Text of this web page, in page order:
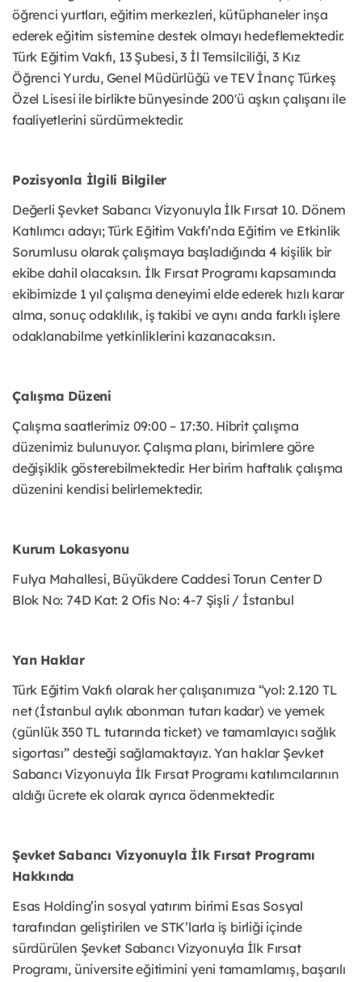
öğrenci yurtları, eğitim merkezleri, kütüphaneler inşa
ederek eğitim sistemine destek olmayı hedeflemektedir.
Türk Eğitim Vakfı, 13 Şubesi, 3 İl Temsilciliği, 3 Kız
Öğrenci Yurdu, Genel Müdürlüğü ve TEV İnanç Türkeş
Özel Lisesi ile birlikte bünyesinde 200'ü aşkın çalışanı ile
faaliyetlerini sürdürmektedir.
Pozisyonla İlgili Bilgiler
Değerli Şevket Sabancı Vizyonuyla İlk Fırsat 10. Dönem
Katılımcı adayı; Türk Eğitim Vakfı’nda Eğitim ve Etkinlik
Sorumlusu olarak çalışmaya başladığında 4 kişilik bir
ekibe dahil olacaksın. İlk Fırsat Programı kapsamında
ekibimizde 1 yıl çalışma deneyimi elde ederek hızlı karar
alma, sonuç odaklılık, iş takibi ve aynı anda farklı işlere
odaklanabilme yetkinliklerini kazanacaksın.
Çalışma Düzeni
Çalışma saatlerimiz 09:00 – 17:30. Hibrit çalışma
düzenimiz bulunuyor. Çalışma planı, birimlere göre
değişiklik gösterebilmektedir. Her birim haftalık çalışma
düzenini kendisi belirlemektedir.
Kurum Lokasyonu
Fulya Mahallesi, Büyükdere Caddesi Torun Center D
Blok No: 74D Kat: 2 Ofis No: 4-7 Şişli / İstanbul
Yan Haklar
Türk Eğitim Vakfı olarak her çalışanımıza “yol: 2.120 TL
net (İstanbul aylık abonman tutarı kadar) ve yemek
(günlük 350 TL tutarında ticket) ve tamamlayıcı sağlık
sigortası” desteği sağlamaktayız. Yan haklar Şevket
Sabancı Vizyonuyla İlk Fırsat Programı katılımcılarının
aldığı ücrete ek olarak ayrıca ödenmektedir.
Şevket Sabancı Vizyonuyla İlk Fırsat Programı
Hakkında
Esas Holding’in sosyal yatırım birimi Esas Sosyal
tarafından geliştirilen ve STK’larla iş birliği içinde
sürdürülen Şevket Sabancı Vizyonuyla İlk Fırsat
Programı, üniversite eğitimini yeni tamamlamış, başarılı